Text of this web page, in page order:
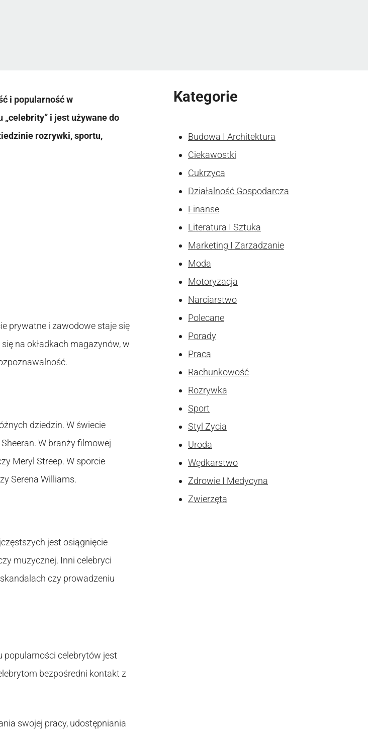
i popularność w
„celebrity” i jest używane do
rozrywki, sportu,
prywatne i zawodowe staje się
na okładkach magazynów, w
dziedzin. W świecie
W branży filmowej
Meryl Streep. W sporcie
Serena Williams.
jest osiągnięcie
muzycznej. Inni celebryci
czy prowadzeniu
popularności celebrytów jest
bezpośredni kontakt z
swojej pracy, udostępniania
Kategorie
Budowa I Architektura
Ciekawostki
Cukrzyca
Działalność Gospodarcza
Finanse
Literatura I Sztuka
Marketing I Zarzadzanie
Moda
Motoryzacja
Narciarstwo
Polecane
Porady
Praca
Rachunkowość
Rozrywka
Sport
Styl Zycia
Uroda
Wędkarstwo
Zdrowie I Medycyna
Zwierzęta